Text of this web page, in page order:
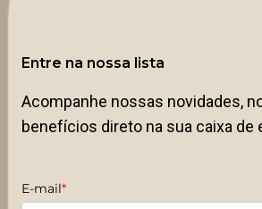
Entre na nossa lista
Acompanhe nossas novidades,
benefícios direto na sua caixa de
E-mail*